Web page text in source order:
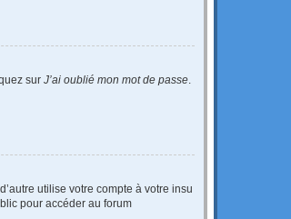
sur J’ai oublié mon mot de passe
utilise votre compte à votre insu
pour accéder au forum